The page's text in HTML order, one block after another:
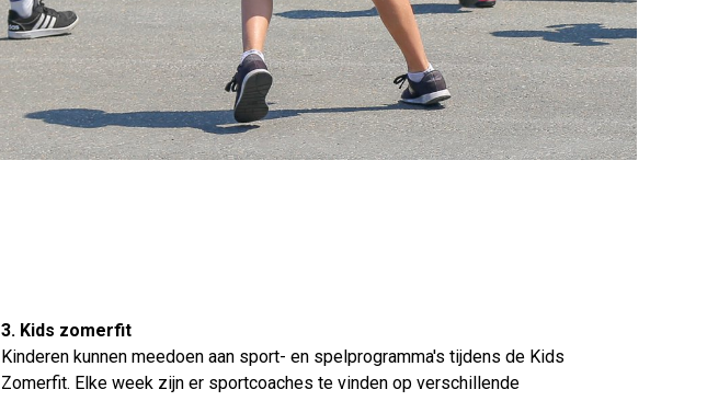
3. Kids zomerfit
Kinderen kunnen meedoen aan sport- en spelprogramma's tijdens de Kids
Zomerfit. Elke week zijn er sportcoaches te vinden op verschillende